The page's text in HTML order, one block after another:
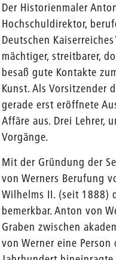
Der Historienmaler
Hochschuldirektor,
Deutschen
mächtiger, streitbarer,
besaß gute Kontakte
Kunst. Als Vorsitzender
gerade erst eröffnete
Affäre aus. Drei Lehrer,
Vorgänge.
Mit der Gründung der
von Werners Berufung
Wilhelms II. (seit 1888)
bemerkbar. Anton von
Graben zwischen
von Werner eine